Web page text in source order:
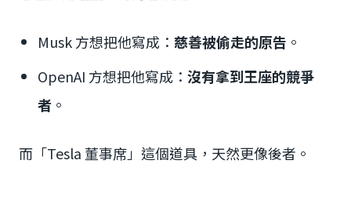
Musk 方想把他寫成： 慈善被偷走的原告 。
OpenAI 方想把他寫成： 沒有拿到王座的競爭
者 。
而「Tesla 董事席」這個道具，天然更像後者。